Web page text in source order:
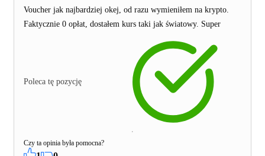
Voucher jak najbardziej okej, od razu wymieniłem na krypto.
Faktycznie 0 opłat, dostałem kurs taki jak światowy. Super
Poleca tę pozycję
Czy ta opinia była pomocna?